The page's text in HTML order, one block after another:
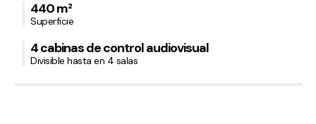
Volver al inicio
Superficie
440 m²
Divisible hasta en 4 salas
4 cabinas de control audiovisual